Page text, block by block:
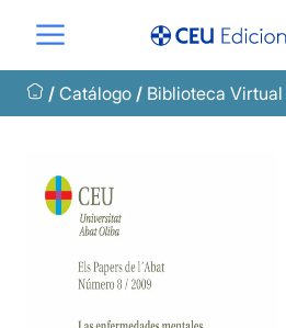
contenido
/ Catálogo / Biblioteca Virtual